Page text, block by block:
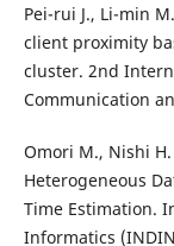
Pei-rui J., Li-min
client proximity
cluster. 2nd
Communication
Omori M., Nishi
Heterogeneous
Time Estimation.
Informatics